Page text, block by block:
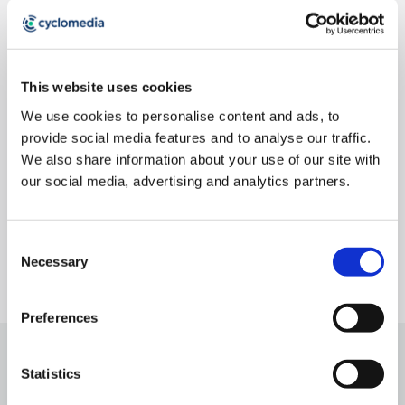
This website uses cookies
We use cookies to personalise content and ads, to
provide social media features and to analyse our traffic.
We also share information about your use of our site with
our social media, advertising and analytics partners.
Selection
Necessary
Preferences
Statistics
Cyclomedia blijft toegewijd aan het transformeren
digitale inzichten, ter ondersteuning van slimmere,
datagedreven besluitvorming in een breed scala
aan sectoren.